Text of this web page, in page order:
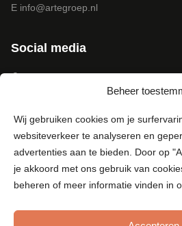
Beheer
Wij gebruiken cookies om je
websiteverkeer te analyseren en
advertenties aan te bieden. Door op
je akkoord met ons gebruik van
beheren of meer informatie vinden in
E info@artegroep.nl
Social media
LinkedIn